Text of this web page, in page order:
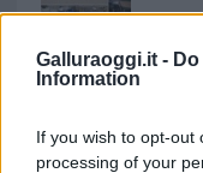
Galluraoggi.it -
Information
If you wish to opt-out
processing of your
È morto
tenne